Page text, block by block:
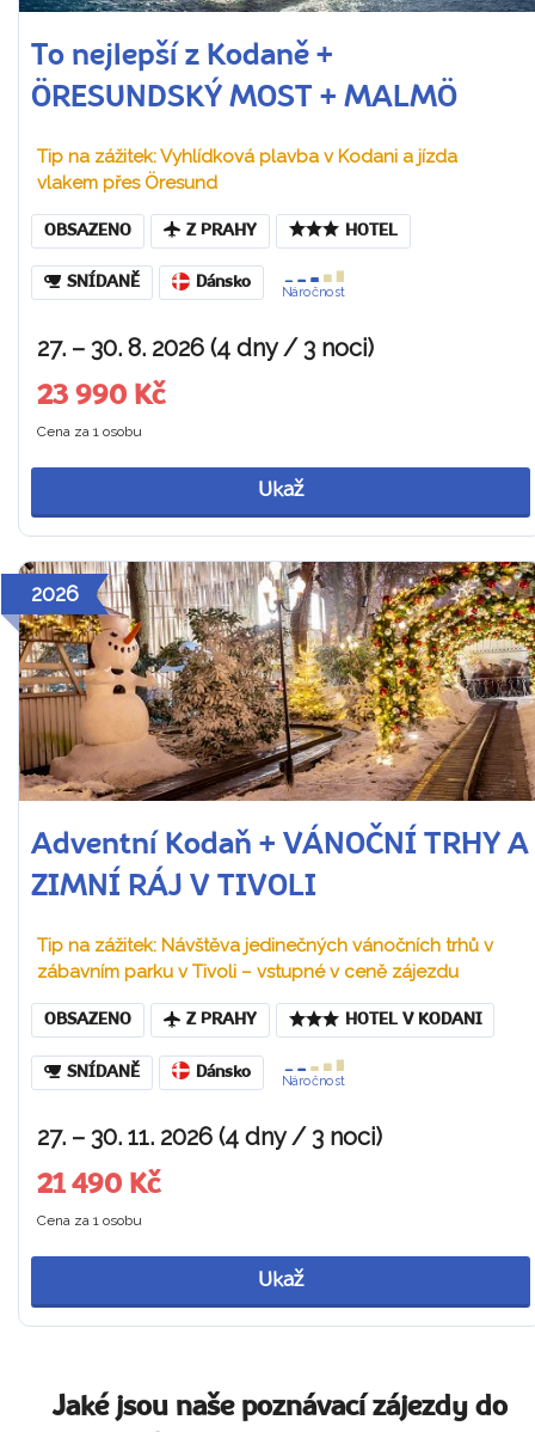
To nejlepší z Kodaně +
ÖRESUNDSKÝ MOST + MALMÖ
Tip na zážitek: Vyhlídková plavba v Kodani a jízda
vlakem přes Öresund
OBSAZENO Z PRAHY HOTEL
SNÍDANĚ Dánsko
Náročnost
27. – 30. 8. 2026 (4 dny / 3 noci)
23 990 Kč
Cena za 1 osobu
Ukaž
2026
Adventní Kodaň + VÁNOČNÍ TRHY A
ZIMNÍ RÁJ V TIVOLI
Tip na zážitek: Návštěva jedinečných vánočních trhů v
zábavním parku v Tivoli – vstupné v ceně zájezdu
OBSAZENO Z PRAHY HOTEL V KODANI
SNÍDANĚ Dánsko
Náročnost
27. – 30. 11. 2026 (4 dny / 3 noci)
21 490 Kč
Cena za 1 osobu
Ukaž
Jaké jsou naše poznávací zájezdy do